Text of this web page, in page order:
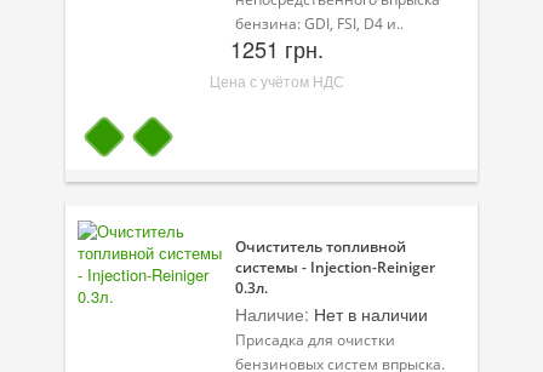
бензина: GDI, FSI, D4 и..
1251 грн.
Цена с учётом НДС
Очиститель топливной
системы - Injection-Reiniger
0.3л.
Наличие: Нет в наличии
Присадка для очистки
бензиновых систем впрыска.